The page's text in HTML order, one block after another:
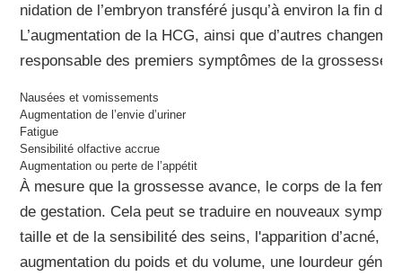
nidation de l’embryon transféré jusqu’à environ la fin du
L’augmentation de la HCG, ainsi que d’autres
responsable des premiers symptômes de la grossesse :
Nausées et vomissements
Augmentation de l’envie d’uriner
Fatigue
Sensibilité olfactive accrue
Augmentation ou perte de l’appétit
À mesure que la grossesse avance, le corps de la
de gestation. Cela peut se traduire en nouveaux
taille et de la sensibilité des seins, l'apparition d’acné,
augmentation du poids et du volume, une lourdeur